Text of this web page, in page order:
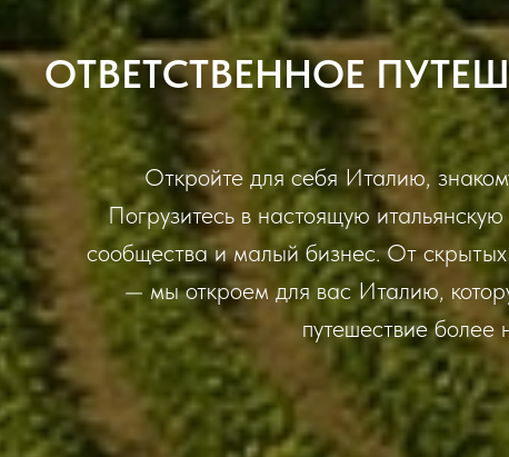
ОТВЕТСТВЕННОЕ
Откройте для себя Италию,
Погрузитесь в настоящую
сообщества и малый бизнес. От
— мы откроем для вас Италию,
путешествие